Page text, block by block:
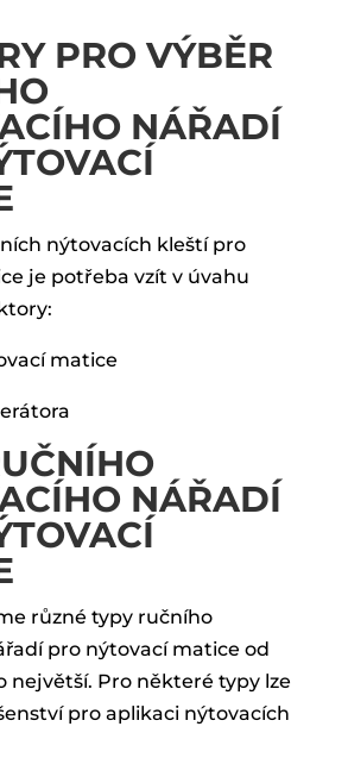
PRO VÝBĚR
NÁŘADÍ
nýtovacích kleští pro
je potřeba vzít v úvahu
matice
NÁŘADÍ
různé typy ručního
pro nýtovací matice od
největší. Pro některé typy lze
pro aplikaci nýtovacích